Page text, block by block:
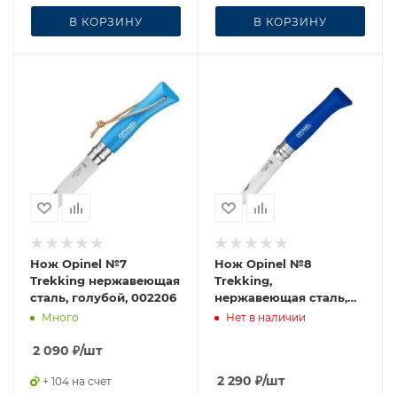
В КОРЗИНУ В КОРЗИНУ
Нож Opinel №7
Trekking нержавеющая
сталь, голубой, 002206
Много
2 090 ₽/шт
+ 104 на счет
Нож Opinel №8
Trekking,
нержавеющая сталь,
синий, с чехлом, 001891
Нет в наличии
2 290 ₽/шт